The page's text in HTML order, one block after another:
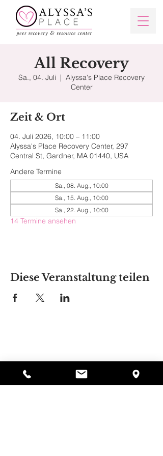
All Recovery
Sa., 04. Juli
  |
Alyssa's Place Recovery
Center
Zeit & Ort
04. Juli 2026, 10:00 – 11:00
Alyssa's Place Recovery Center, 297
Central St, Gardner, MA 01440, USA
Andere Termine
Sa., 08. Aug., 10:00
Sa., 15. Aug., 10:00
Sa., 22. Aug., 10:00
14 Termine ansehen
Diese Veranstaltung teilen